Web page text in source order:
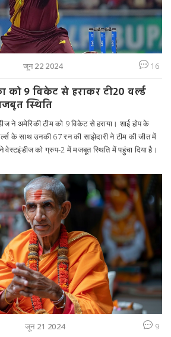
जून 22 2024 16
को 9 विकेट से हराकर टी20 वर्ल्ड
स्थिति
ने अमेरिकी टीम को 9 विकेट से हराया। शाई होप के
के साथ उनकी 67 रन की साझेदारी ने टीम की जीत में
को ग्रुप-2 में मजबूत स्थिति में पहुंचा दिया है।
जून 21 2024 9